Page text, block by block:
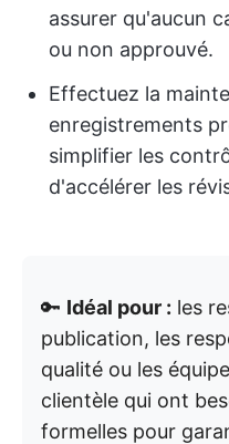
assurer qu'aucun
ou non approuvé.
Effectuez la
enregistrements
simplifier les
d'accélérer les
🔑 Idéal pour : les
publication, les
qualité ou les
clientèle qui ont
formelles pour